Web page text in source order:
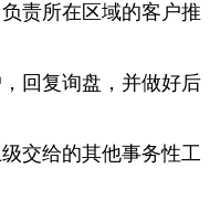
责所在区域的客户推
回复询盘，并做好后
交给的其他事务性工